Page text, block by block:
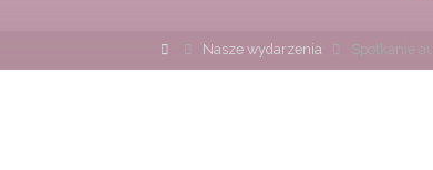
Strona
główna
Nasze wydarzenia Spotkanie